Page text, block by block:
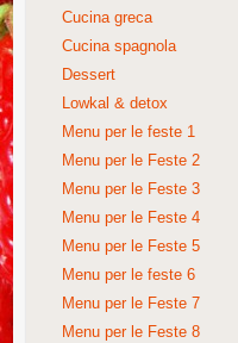
Cucina greca
Cucina spagnola
Dessert
Lowkal & detox
Menu per le feste 1
Menu per le Feste 2
Menu per le Feste 3
Menu per le Feste 4
Menu per le Feste 5
Menu per le feste 6
Menu per le Feste 7
Menu per le Feste 8